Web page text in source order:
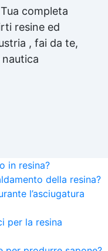
completa
resine ed
, fai da te,
in resina?
della resina?
l’asciugatura
per la resina